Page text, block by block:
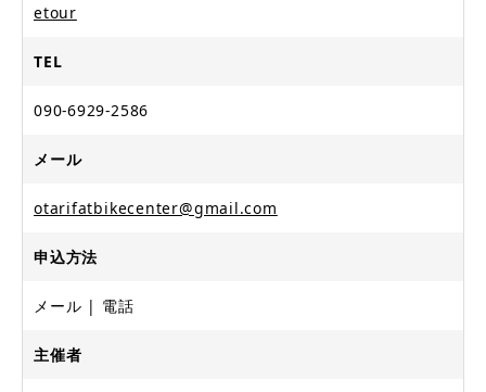
etour
TEL
090-6929-2586
メール
otarifatbikecenter@gmail.com
申込方法
メール 電話
主催者